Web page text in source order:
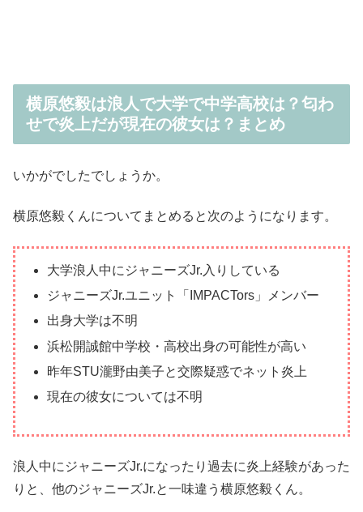
横原悠毅は浪人で大学で中学高校は？匂わ
せで炎上だが現在の彼女は？まとめ
いかがでしたでしょうか。
横原悠毅くんについてまとめると次のようになります。
大学浪人中にジャニーズJr. 入りしている
ジャニーズJr.ユニット「IMPACTors」メンバー
出身大学は不明
浜松開誠館中学校・高校出身の可能性が高い
昨年STU瀧野由美子と交際疑惑でネット炎上
現在の彼女については不明
浪人中にジャニーズJr.になったり過去に炎上経験があった
りと、他のジャニーズJr.と一味違う横原悠毅くん。